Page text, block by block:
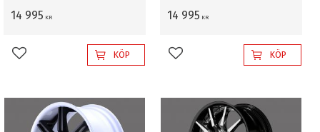
14 995 KR
Lägg till i favoriterKÖP
14 995 KR
Lägg till i favoriterKÖP